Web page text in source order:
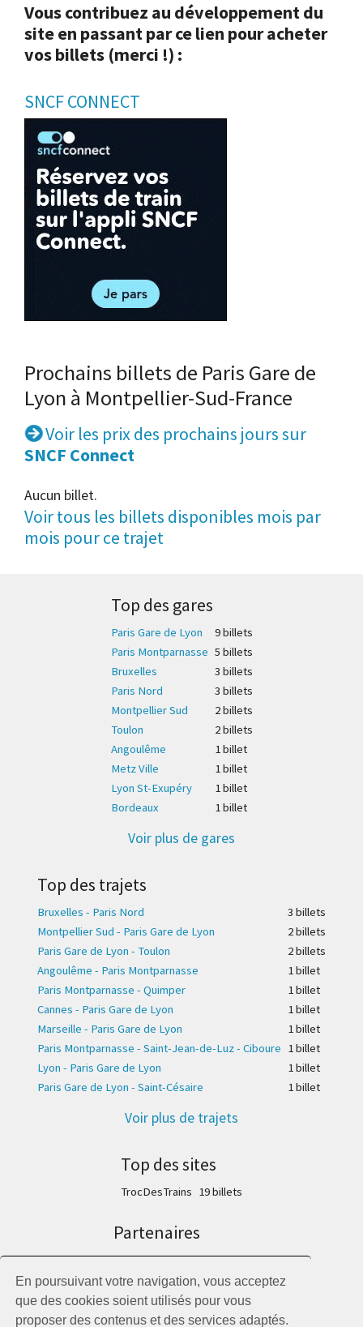
En poursuivant votre navigation, vous acceptez
que des cookies soient utilisés pour vous
proposer des contenus et des services adaptés.
Vous contribuez au développement du
site en passant par ce lien pour acheter
vos billets (merci !) :
SNCF CONNECT
Prochains billets de Paris Gare de
Lyon à Montpellier-Sud-France
Voir les prix des prochains jours sur
SNCF Connect
Aucun billet.
Voir tous les billets disponibles mois par
mois pour ce trajet
Top des gares
Paris Gare de Lyon 9 billets
Paris Montparnasse 5 billets
Bruxelles
3 billets
Paris Nord
3 billets
Montpellier Sud
2 billets
Toulon
2 billets
Angoulême
1 billet
Metz Ville
1 billet
Lyon St-Exupéry
1 billet
Bordeaux
1 billet
Voir plus de gares
Top des trajets
Bruxelles - Paris Nord 3 billets
Montpellier Sud - Paris Gare de Lyon
2 billets
Paris Gare de Lyon - Toulon
2 billets
Angoulême - Paris Montparnasse
1 billet
Paris Montparnasse - Quimper
1 billet
Cannes - Paris Gare de Lyon
1 billet
Marseille - Paris Gare de Lyon
1 billet
Paris Montparnasse - Saint-Jean-de-Luz - Ciboure 1 billet
Lyon - Paris Gare de Lyon
1 billet
Paris Gare de Lyon - Saint-Césaire
1 billet
Voir plus de trajets
Top des sites
TrocDesTrains 19 billets
Partenaires
Trainline
SNCF Connect
Trains Ouigo
Trains Eurostar